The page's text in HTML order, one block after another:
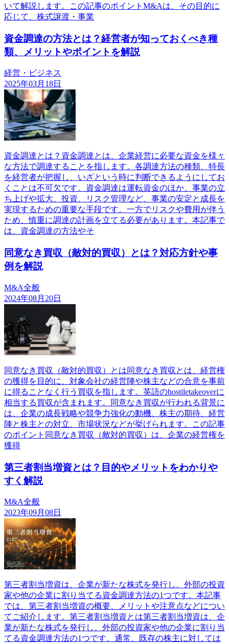
いて解説します。この記事のポイントM&Aは、その目的に
応じて、株式譲渡・事業
資金調達の方法とは？経営者が知っておくべき種
類、メリットやポイントを解説
経営・ビジネス
2025年03月18日
資金調達とは？資金調達とは、企業経営に必要な資金を様々
な方法で調達することを指します。各調達方法の種類、特長
を経営者が把握し、いざという時に判断できるようにしてお
くことは不可欠です。資金調達は運転資金のほか、事業の立
ち上げや拡大、投資、リスク管理など、事業の安定と成長を
実現するための重要な手段です。一方でリスクや費用が伴う
ため、慎重に調達の計画を立てる必要があります。本記事で
は、資金調達の方法やそ
同意なき買収（敵対的買収）とは？対応方針や事
例を解説
M&A全般
2024年08月20日
同意なき買収（敵対的買収）とは同意なき買収とは、経営権
の獲得を目的に、対象会社の経営陣や株主などの合意を事前
に得ることなく行う買収を指します。英語のhostiletakeoverに
相当する買収が含まれます。同意なき買収が行われる背景に
は、企業の成長戦略や競争力強化の動機、株主の期待、経営
陣と株主との対立、市場状況などが挙げられます。この記事
のポイント同意なき買収（敵対的買収）は、企業の経営権を
獲得
第三者割当増資とは？目的やメリットをわかりや
すく解説
M&A全般
2023年09月08日
第三者割当増資は、企業が新たな株式を発行し、外部の投資
家や他の企業に割り当てる資金調達方法の1つです。本記事
では、第三者割当増資の概要、メリットや注意点などについ
てご紹介します。第三者割当増資とは第三者割当増資は、企
業が新たな株式を発行し、外部の投資家や他の企業に割り当
てる資金調達方法の1つです。通常、既存の株主に対しては